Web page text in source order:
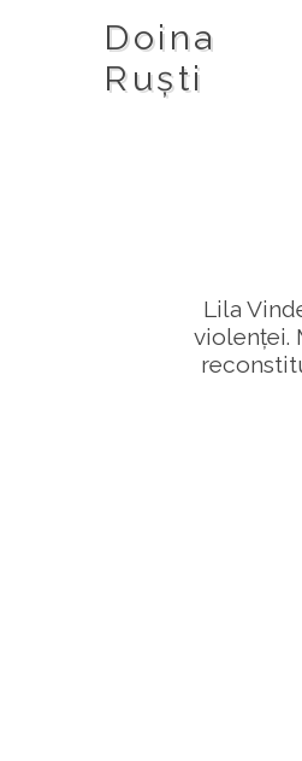
Doina
Ruști
Lila
violenței.